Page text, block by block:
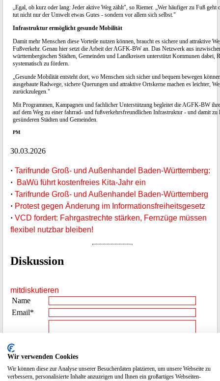
„Egal, ob kurz oder lang: Jeder aktive Weg zählt", so Riemer. „Wer häufiger zu Fuß geht
tut nicht nur der Umwelt etwas Gutes - sondern vor allem sich selbst."
Infrastruktur ermöglicht gesunde Mobilität
Damit mehr Menschen diese Vorteile nutzen können, braucht es sichere und attraktive
Fußverkehr. Genau hier setzt die Arbeit der AGFK-BW an. Das Netzwerk aus
württembergischen Städten, Gemeinden und Landkreisen unterstützt Kommunen dabei,
systematisch zu fördern.
„Gesunde Mobilität entsteht dort, wo Menschen sich sicher und bequem bewegen
ausgebaute Radwege, sichere Querungen und attraktive Ortskerne machen es leichter,
zurückzulegen."
Mit Programmen, Kampagnen und fachlicher Unterstützung begleitet die AGFK-BW
auf dem Weg zu einer fahrrad- und fußverkehrsfreundlichen Infrastruktur - und damit zu
gesünderen Städten und Gemeinden.
PM
30.03.2026
· Tarifrunde Groß- und Außenhandel Baden-Württemberg:
·
BaWü führt kostenfreies Kita-Jahr ein
· Tarifrunde Groß- und Außenhandel Baden-Württemberg
· Protest gegen Änderung im Informationsfreiheitsgesetz
· VCD fordert: Fahrgastrechte stärken, Fernzüge müssen
flexibel nutzbar bleiben!
Diskussion
mitdiskutieren
Name
Email*
Beitrag**
Spamcode 2275
Wir verwenden Cookies
Wir können diese zur Analyse unserer Besucherdaten platzieren, um unsere Webseite zu
verbessern, personalisierte Inhalte anzuzeigen und Ihnen ein großartiges Webseiten-